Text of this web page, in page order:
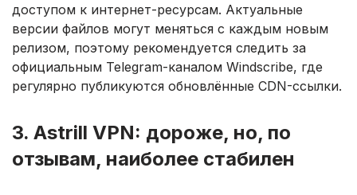
доступом к интернет-ресурсам. Актуальные
версии файлов могут меняться с каждым новым
релизом, поэтому рекомендуется следить за
официальным Telegram-каналом Windscribe, где
регулярно публикуются обновлённые CDN-ссылки.
3. Astrill VPN: дороже, но, по
отзывам, наиболее стабилен